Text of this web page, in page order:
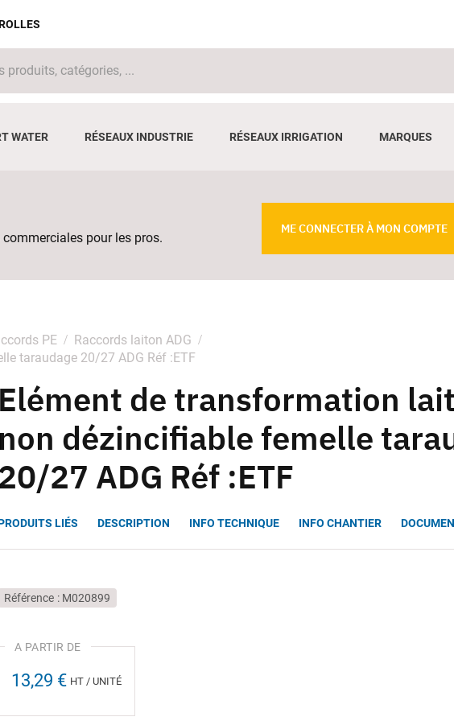
WATER RÉSEAUX INDUSTRIE RÉSEAUX IRRIGATION MARQUES
pour les pros.
ME CONNECTER À MON COMPTE
PE
Raccords laiton ADG
taraudage 20/27 ADG Réf :ETF
Elément de transformation
non dézincifiable femelle
20/27 ADG Réf :ETF
LIÉS DESCRIPTION INFO TECHNIQUE INFO CHANTIER
Référence M020899
13,29 € HT / UNITÉ